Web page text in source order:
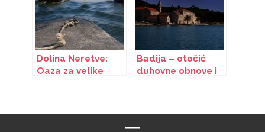
Dolina Neretve:
Oaza za velike
Badija – otočić
duhovne obnove i